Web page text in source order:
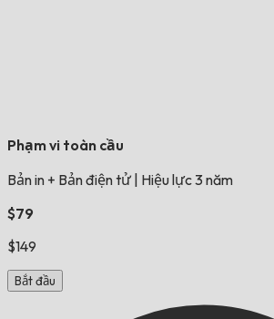
Phạm vi toàn cầu
Bản in + Bản điện tử Hiệu lực 3 năm
$79
$149
Bắt đầu